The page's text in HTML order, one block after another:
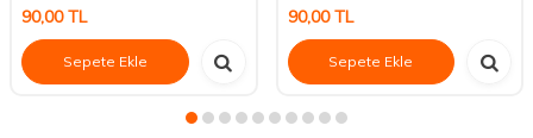
90,00TL
Sepete Ekle
90,00TL
Sepete Ekle